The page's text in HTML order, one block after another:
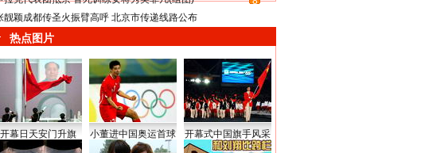
靓颖成都传圣火振臂高呼 北京市传递线路公布
热点图片
开幕日天安门升旗 小董进中国奥运首球 开幕式中国旗手风采